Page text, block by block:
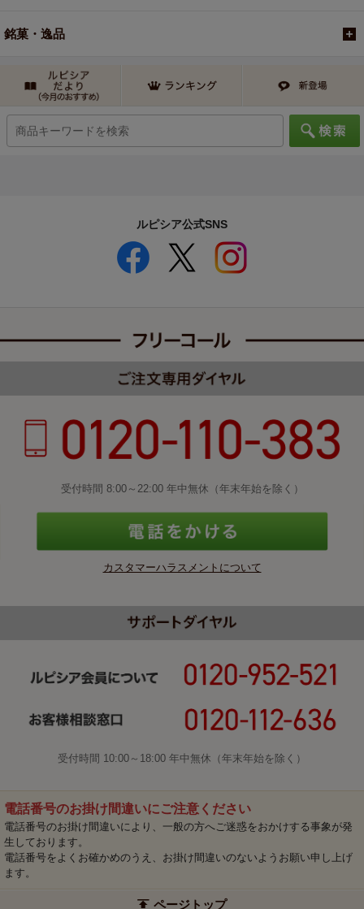
銘菓・逸品
ルピシア公式SNS
受付時間 8:00～22:00 年中無休（年末年始を除く）
カスタマーハラスメントについて
受付時間 10:00～18:00 年中無休（年末年始を除く）
電話番号のお掛け間違いにご注意ください
電話番号のお掛け間違いにより、一般の方へご迷惑をおかけする事象が発
生しております。
電話番号をよくお確かめのうえ、お掛け間違いのないようお願い申し上げ
ます。
ページトップ